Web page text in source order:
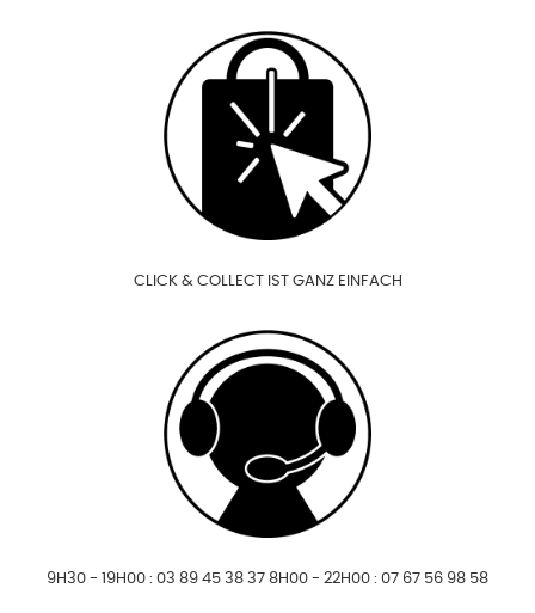
CLICK & COLLECT IST GANZ EINFACH
9H30 - 19H00 : 03 89 45 38 37 8H00 - 22H00 : 07 67 56 98 58